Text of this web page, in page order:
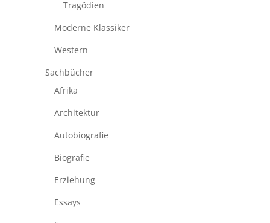
Tragödien
Moderne Klassiker
Western
Sachbücher
Afrika
Architektur
Autobiografie
Biografie
Erziehung
Essays